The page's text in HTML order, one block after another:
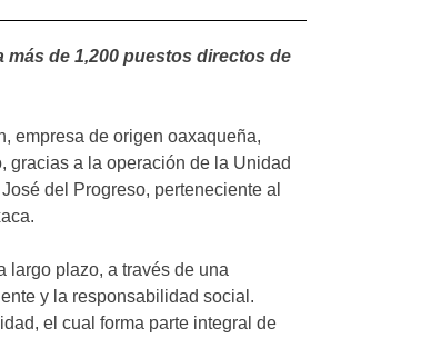
más de 1,200 puestos directos de
empresa de origen oaxaqueña,
gracias a la operación de la Unidad
del Progreso, perteneciente al
largo plazo, a través de una
y la responsabilidad social.
el cual forma parte integral de